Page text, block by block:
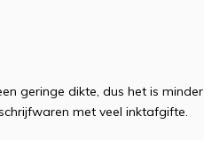
geringe dikte, dus het is minder
met veel inktafgifte.